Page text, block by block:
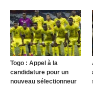
Togo : Appel à la
candidature pour un
nouveau sélectionneur